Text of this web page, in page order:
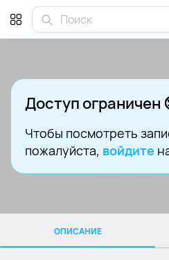
Доступ ограничен
Чтобы посмотреть
пожалуйста, войдите
ОПИСАНИЕ